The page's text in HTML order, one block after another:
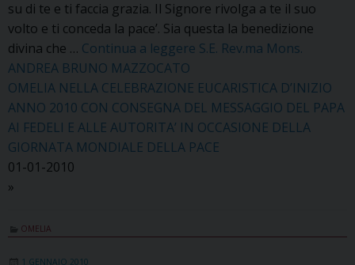
su di te e ti faccia grazia. Il Signore rivolga a te il suo
volto e ti conceda la pace’. Sia questa la benedizione
divina che … Continua a leggere S.E. Rev.ma Mons.
ANDREA BRUNO MAZZOCATO
OMELIA NELLA CELEBRAZIONE EUCARISTICA D’INIZIO
ANNO 2010 CON CONSEGNA DEL MESSAGGIO DEL PAPA
AI FEDELI E ALLE AUTORITA’ IN OCCASIONE DELLA
GIORNATA MONDIALE DELLA PACE
01-01-2010
»
OMELIA
1 GENNAIO 2010